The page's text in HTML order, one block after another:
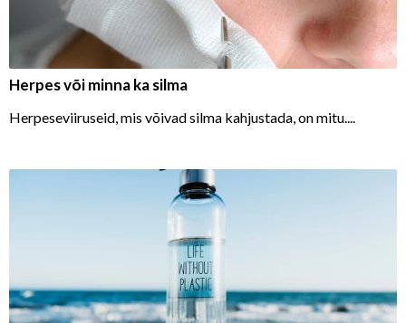
Herpes või minna ka silma
Herpeseviiruseid, mis võivad silma kahjustada, on mitu....